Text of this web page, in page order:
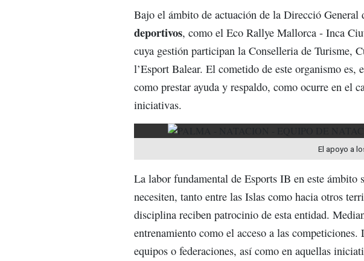
Bajo el ámbito de actuación de la Direcció General
deportivos, como el Eco Rallye Mallorca - Inca
cuya gestión participan la Conselleria de Turisme,
l’Esport Balear. El cometido de este organismo
como prestar ayuda y respaldo, como ocurre en el
iniciativas.
El apoyo a
La labor fundamental de Esports IB en este ámbito
necesiten, tanto entre las Islas como hacia otros
disciplina reciben patrocinio de esta entidad.
entrenamiento como el acceso a las
equipos o federaciones, así como en aquellas